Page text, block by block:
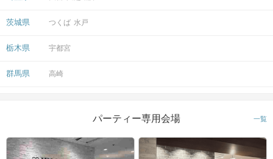
茨城県 つくば 水戸
栃木県 宇都宮
群馬県 高崎
パーティー専用会場 一覧